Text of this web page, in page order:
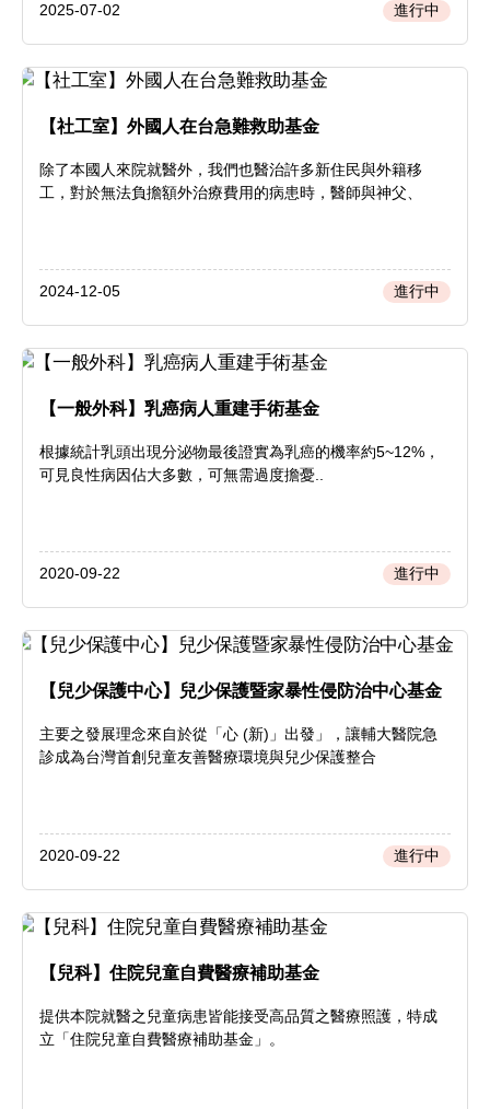
2025-07-02 進行中
【社工室】外國人在台急難救助基金
除了本國人來院就醫外，我們也醫治許多新住民與外籍移
工，對於無法負擔額外治療費用的病患時，醫師與神父、
2024-12-05 進行中
【一般外科】乳癌病人重建手術基金
根據統計乳頭出現分泌物最後證實為乳癌的機率約5~12%，
可見良性病因佔大多數，可無需過度擔憂..
2020-09-22 進行中
【兒少保護中心】兒少保護暨家暴性侵防治中心基金
主要之發展理念來自於從「心 (新)」出發」，讓輔大醫院急
診成為台灣首創兒童友善醫療環境與兒少保護整合
2020-09-22 進行中
【兒科】住院兒童自費醫療補助基金
提供本院就醫之兒童病患皆能接受高品質之醫療照護，特成
立「住院兒童自費醫療補助基金」。